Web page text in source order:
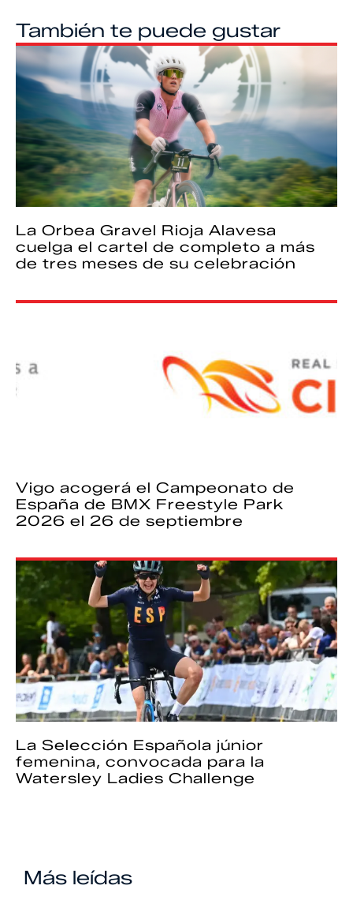
También te puede gustar
La Orbea Gravel Rioja Alavesa
cuelga el cartel de completo a más
de tres meses de su celebración
Vigo acogerá el Campeonato de
España de BMX Freestyle Park
2026 el 26 de septiembre
La Selección Española júnior
femenina, convocada para la
Watersley Ladies Challenge
Más leídas